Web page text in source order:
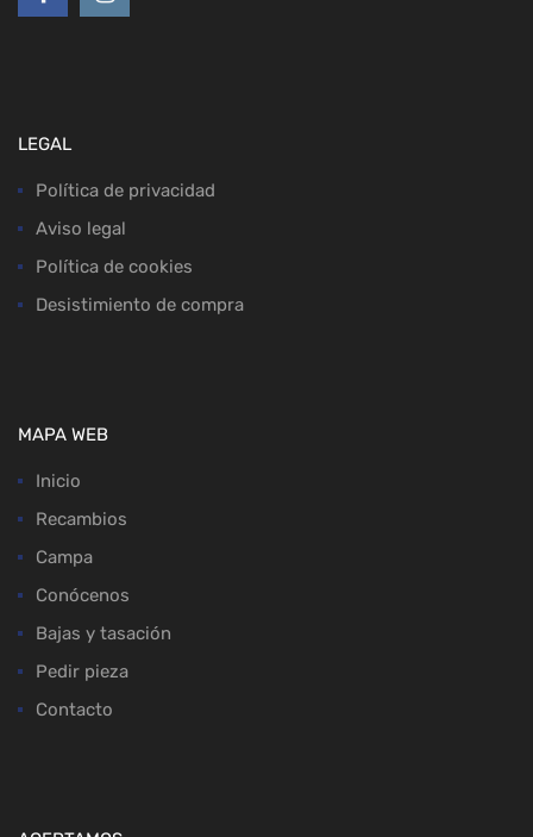
LEGAL
Política de privacidad
Aviso legal
Política de cookies
Desistimiento de compra
MAPA WEB
Inicio
Recambios
Campa
Conócenos
Bajas y tasación
Pedir pieza
Contacto